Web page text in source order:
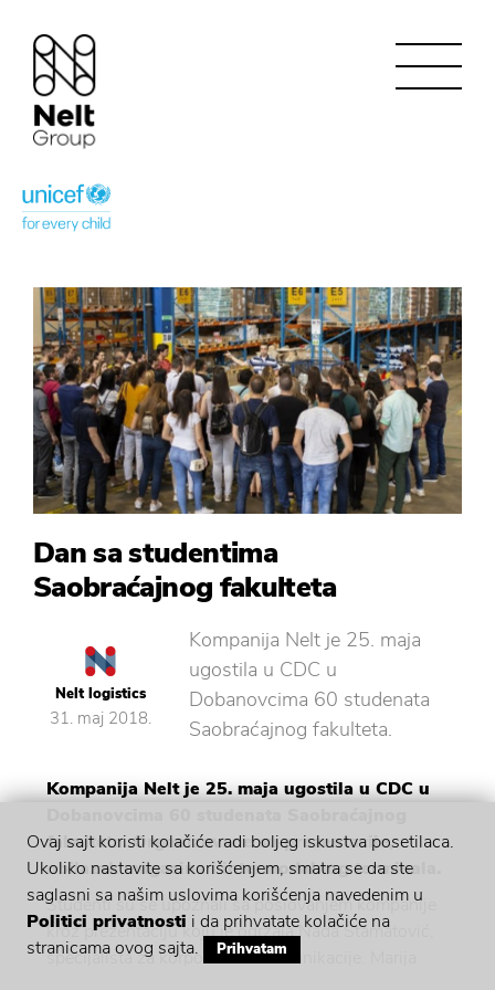
Dan sa studentima
Saobraćajnog fakulteta
Nelt logistics
31. maj 2018.
Kompanija Nelt je 25. maja
ugostila u CDC u
Dobanovcima 60 studenata
Saobraćajnog fakulteta.
Kompanija Nelt je 25. maja ugostila u CDC u
fakulteta. Organizovane su prezentacije,
obilazak magacina i intermodalnog terminala.
Studenti su se upoznali sa poslovanjem kompanije
kroz prezentaciju koju je održala Nada Stamatović,
specijalista za korporativne komunikacije. Marija
Ovaj sajt koristi kolačiće radi boljeg iskustva posetilaca.
Ukoliko nastavite sa korišćenjem, smatra se da ste
saglasni sa našim uslovima korišćenja navedenim u
Politici privatnosti i da prihvatate kolačiće na
stranicama ovog sajta.
Prihvatam